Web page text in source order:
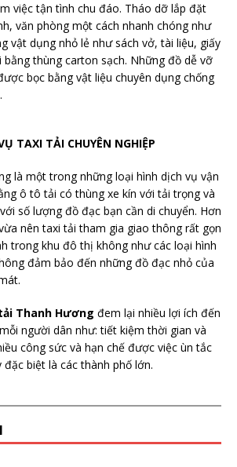
việc tận tình chu đáo. Tháo dỡ lắp đặt
văn phòng một cách nhanh chóng như
vật dụng nhỏ lẻ như sách vở, tài liệu, giấy
thùng carton sạch. Những đồ dễ vỡ
bọc bằng vật liệu chuyên dụng chống
TAXI TẢI CHUYÊN NGHIỆP
là một trong những loại hình dịch vụ vận
ô tô tải có thùng xe kín với tải trọng và
số lượng đồ đạc bạn cần di chuyển. Hơn
nên taxi tải tham gia giao thông rất gọn
trong khu đô thị không như các loại hình
đảm bảo đến những đồ đạc nhỏ của
Thanh Hương đem lại nhiều lợi ích đến
người dân như: tiết kiệm thời gian và
công sức và hạn chế được việc ùn tắc
biệt là các thành phố lớn.